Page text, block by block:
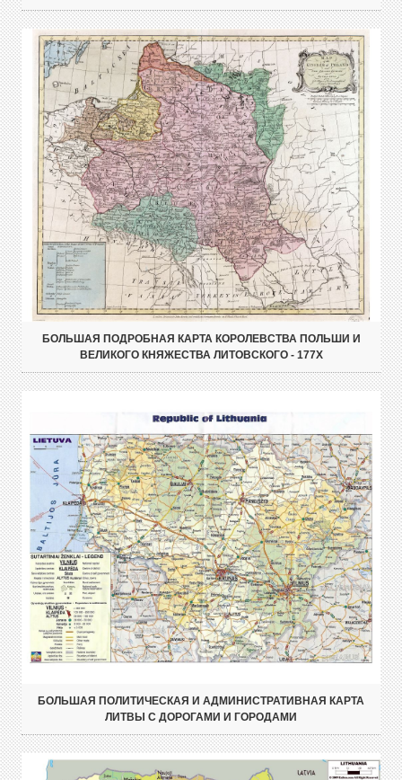
БОЛЬШАЯ ПОДРОБНАЯ КАРТА КОРОЛЕВСТВА ПОЛЬШИ И
ВЕЛИКОГО КНЯЖЕСТВА ЛИТОВСКОГО - 177X
БОЛЬШАЯ ПОЛИТИЧЕСКАЯ И АДМИНИСТРАТИВНАЯ КАРТА
ЛИТВЫ С ДОРОГАМИ И ГОРОДАМИ